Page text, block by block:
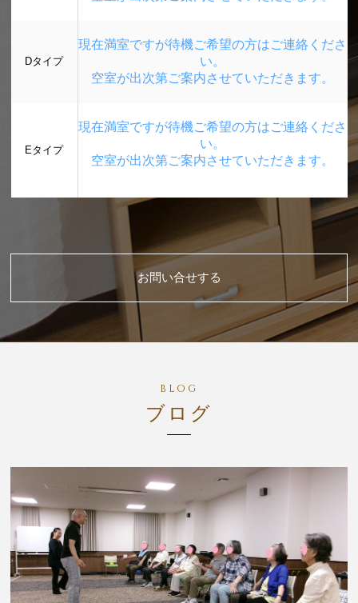
Dタイプ
現在満室ですが待機ご希望の方はご連絡くださ
い。
空室が出次第ご案内させていただきます。
Eタイプ
現在満室ですが待機ご希望の方はご連絡くださ
い。
空室が出次第ご案内させていただきます。
お問い合せする
ブログ